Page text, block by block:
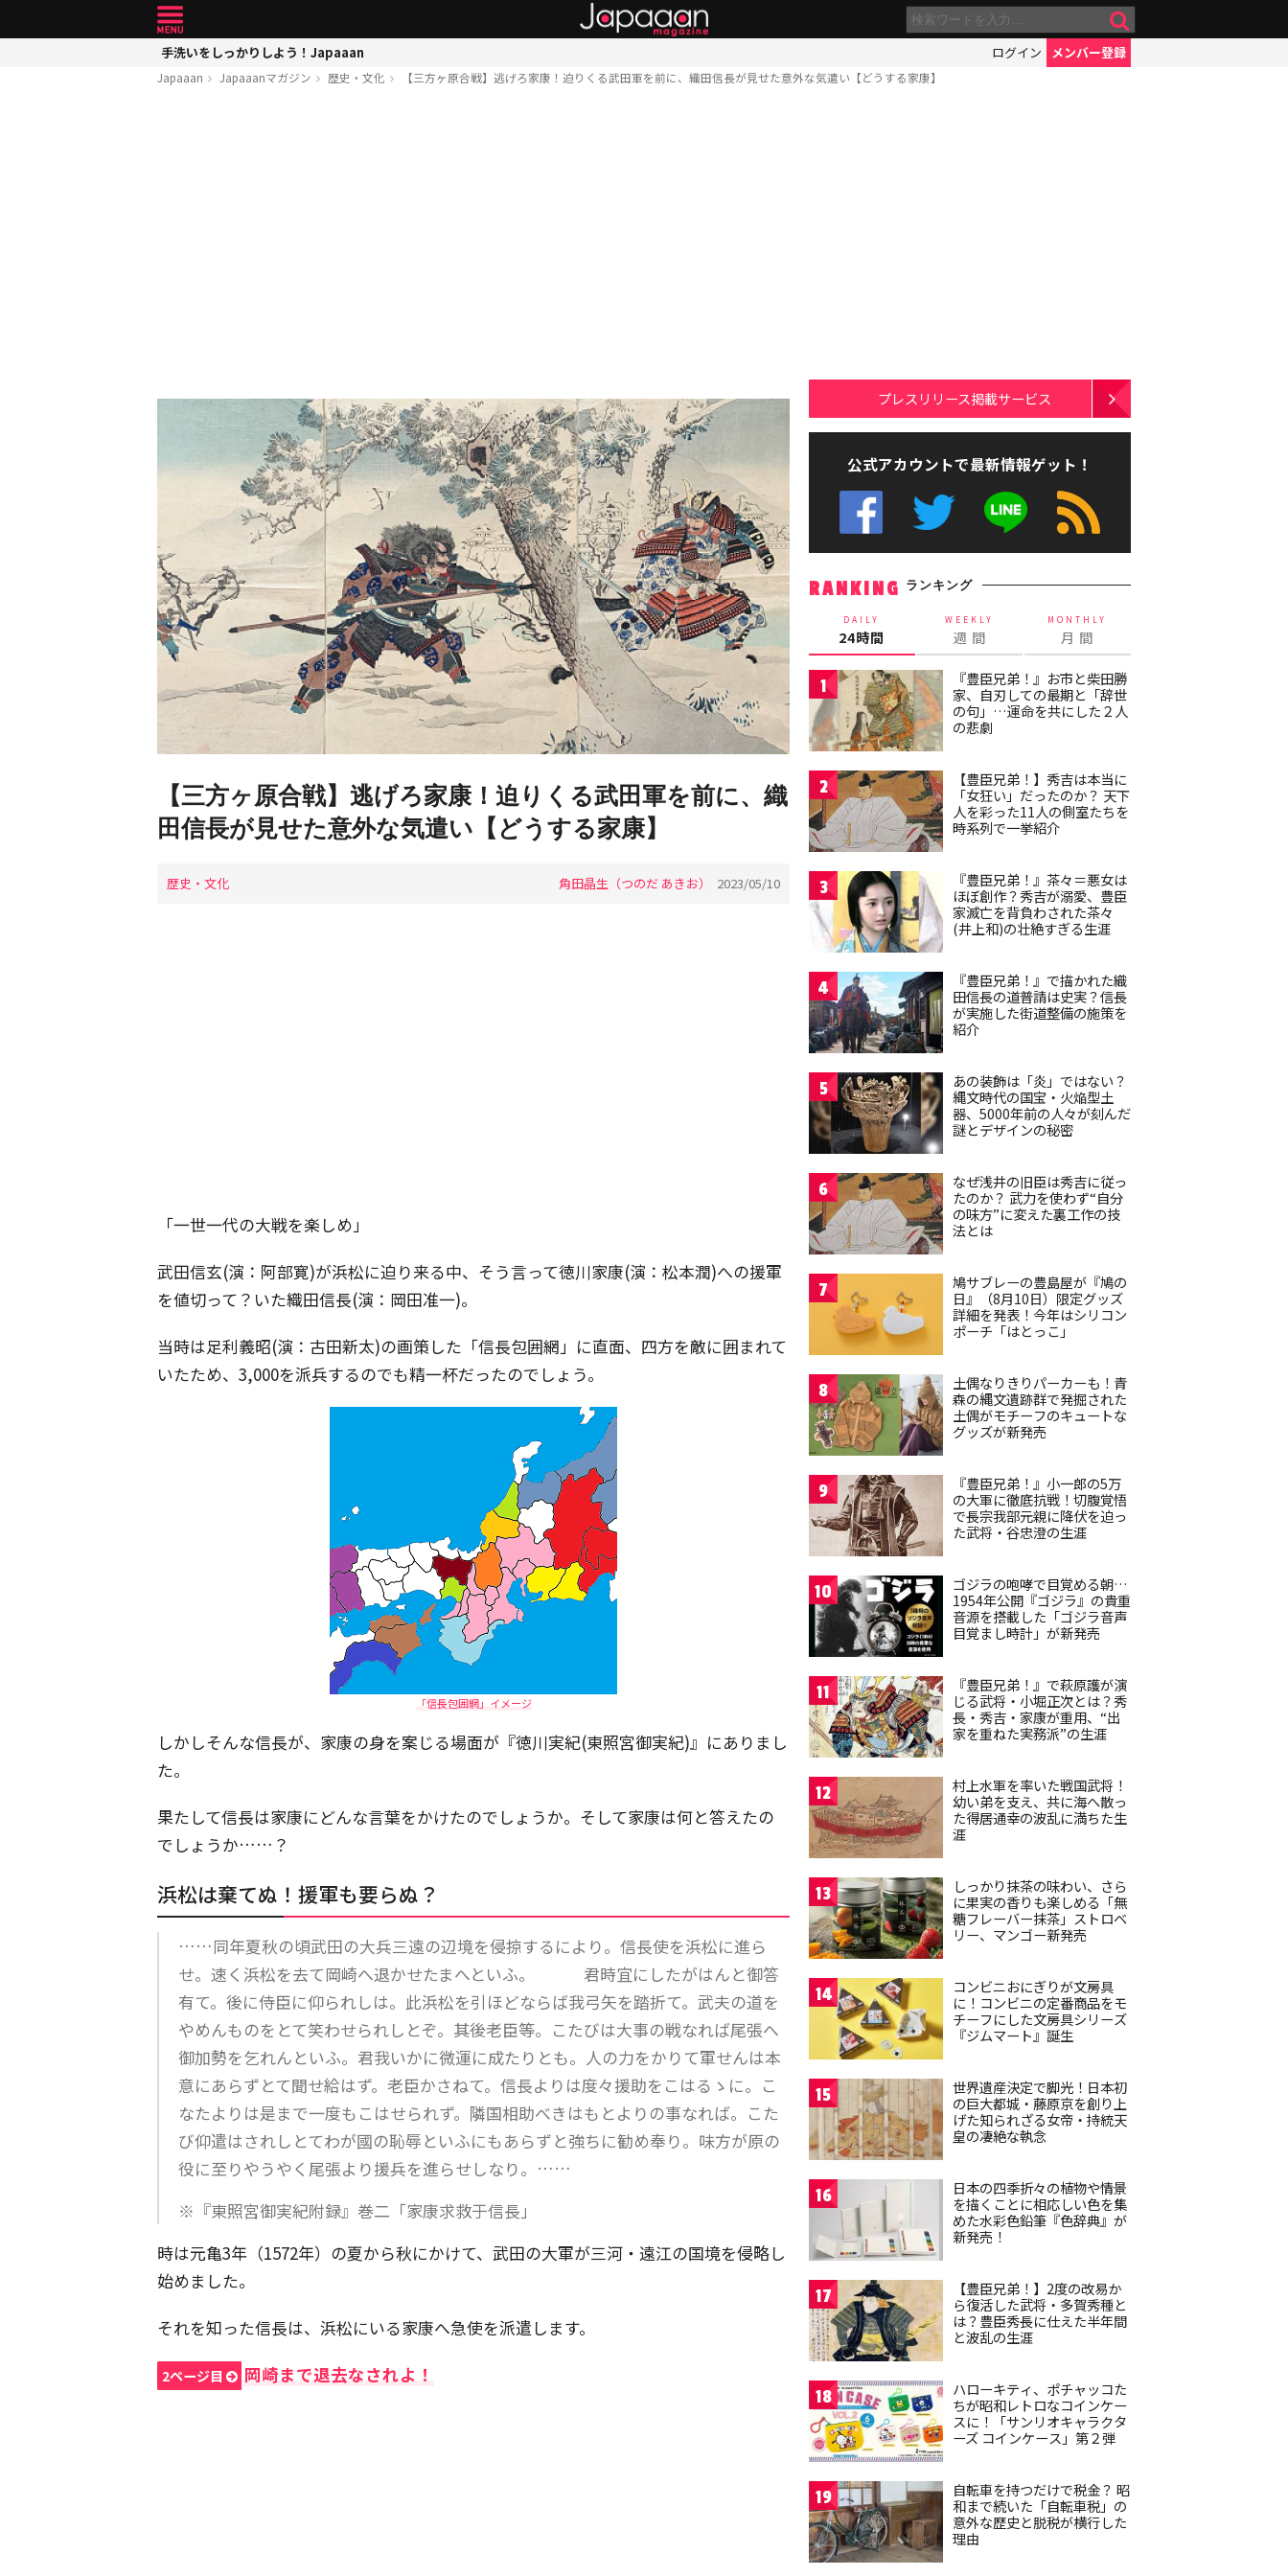
手洗いをしっかりしよう！Japaaan ログイン メンバー登録
Japaaan Japaaanマガジン 歴史・文化 【三方ヶ原合戦】逃げろ家康！迫りくる武田軍を前に、織田信長が見せた意外な気遣い【どうする家康】
【三方ヶ原合戦】逃げろ家康！迫りくる武田軍を前に、織
田信長が見せた意外な気遣い【どうする家康】
歴史・文化 角田晶生（つのだ あきお） 2023/05/10
「一世一代の大戦を楽しめ」
武田信玄(演：阿部寛)が浜松に迫り来る中、そう言って徳川家康(演：松本潤)への援軍
を値切って？いた織田信長(演：岡田准一)。
当時は足利義昭(演：古田新太)の画策した「信長包囲網」に直面、四方を敵に囲まれて
いたため、3,000を派兵するのでも精一杯だったのでしょう。
「信長包囲網」イメージ
しかしそんな信長が、家康の身を案じる場面が『徳川実紀(東照宮御実紀)』にありまし
た。
果たして信長は家康にどんな言葉をかけたのでしょうか。そして家康は何と答えたの
でしょうか……？
浜松は棄てぬ！援軍も要らぬ？
……同年夏秋の頃武田の大兵三遠の辺境を侵掠するにより。信長使を浜松に進ら
せ。速く浜松を去て岡崎へ退かせたまへといふ。 君時宜にしたがはんと御答
有て。後に侍臣に仰られしは。此浜松を引ほどならば我弓矢を踏折て。武夫の道を
やめんものをとて笑わせられしとぞ。其後老臣等。こたびは大事の戦なれば尾張へ
御加勢を乞れんといふ。君我いかに微運に成たりとも。人の力をかりて軍せんは本
意にあらずとて聞せ給はず。老臣かさねて。信長よりは度々援助をこはるゝに。こ
なたよりは是まで一度もこはせられず。隣国相助べきはもとよりの事なれば。こた
び仰遣はされしとてわが國の恥辱といふにもあらずと強ちに勧め奉り。味方が原の
役に至りやうやく尾張より援兵を進らせしなり。……
※『東照宮御実紀附録』巻二「家康求救于信長」
時は元亀3年（1572年）の夏から秋にかけて、武田の大軍が三河・遠江の国境を侵略し
始めました。
それを知った信長は、浜松にいる家康へ急使を派遣します。
2ページ目 岡崎まで退去なされよ！
プレスリリース掲載サービス
公式アカウントで最新情報ゲット！
RANKING ランキング
DAILY
24時間
WEEKLY
週 間
MONTHLY
月 間
1
『豊臣兄弟！』お市と柴田勝
家、自刃しての最期と「辞世
の句」…運命を共にした２人
の悲劇
2
【豊臣兄弟！】秀吉は本当に
「女狂い」だったのか？ 天下
人を彩った11人の側室たちを
時系列で一挙紹介
3
『豊臣兄弟！』茶々＝悪女は
ほぼ創作？秀吉が溺愛、豊臣
家滅亡を背負わされた茶々
(井上和)の壮絶すぎる生涯
4
『豊臣兄弟！』で描かれた織
田信長の道普請は史実？信長
が実施した街道整備の施策を
紹介
5
あの装飾は「炎」ではない？
縄文時代の国宝・火焔型土
器、5000年前の人々が刻んだ
謎とデザインの秘密
6
なぜ浅井の旧臣は秀吉に従っ
たのか？ 武力を使わず“自分
の味方”に変えた裏工作の技
法とは
7
鳩サブレーの豊島屋が『鳩の
日』（8月10日）限定グッズ
詳細を発表！今年はシリコン
ポーチ「はとっこ」
8
土偶なりきりパーカーも！青
森の縄文遺跡群で発掘された
土偶がモチーフのキュートな
グッズが新発売
9
『豊臣兄弟！』小一郎の5万
の大軍に徹底抗戦！切腹覚悟
で長宗我部元親に降伏を迫っ
た武将・谷忠澄の生涯
10
ゴジラの咆哮で目覚める朝…
1954年公開『ゴジラ』の貴重
音源を搭載した「ゴジラ音声
目覚まし時計」が新発売
11
『豊臣兄弟！』で萩原護が演
じる武将・小堀正次とは？秀
長・秀吉・家康が重用、“出
家を重ねた実務派”の生涯
12
村上水軍を率いた戦国武将！
幼い弟を支え、共に海へ散っ
た得居通幸の波乱に満ちた生
涯
13
しっかり抹茶の味わい、さら
に果実の香りも楽しめる「無
糖フレーバー抹茶」ストロベ
リー、マンゴー新発売
14
コンビニおにぎりが文房具
に！コンビニの定番商品をモ
チーフにした文房具シリーズ
『ジムマート』誕生
15
世界遺産決定で脚光！日本初
の巨大都城・藤原京を創り上
げた知られざる女帝・持統天
皇の凄絶な執念
16
日本の四季折々の植物や情景
を描くことに相応しい色を集
めた水彩色鉛筆『色辞典』が
新発売！
17
【豊臣兄弟！】2度の改易か
ら復活した武将・多賀秀種と
は？豊臣秀長に仕えた半年間
と波乱の生涯
18
ハローキティ、ポチャッコた
ちが昭和レトロなコインケー
スに！「サンリオキャラクタ
ーズ コインケース」第２弾
19
自転車を持つだけで税金？ 昭
和まで続いた「自転車税」の
意外な歴史と脱税が横行した
理由